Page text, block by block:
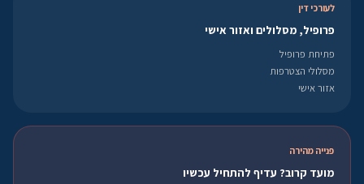
לעורכי דין
פרופיל, מסלולים ואזור אישי
פתיחת פרופיל
מסלולי הצטרפות
אזור אישי
פנייה מהירה
מועד קרוב? עדיף להתחיל עכשיו